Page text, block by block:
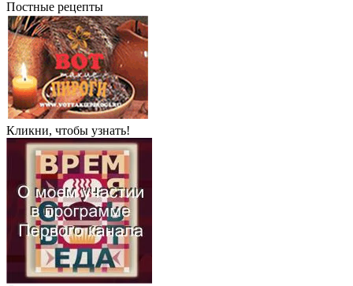
Постные рецепты
Кликни, чтобы узнать!